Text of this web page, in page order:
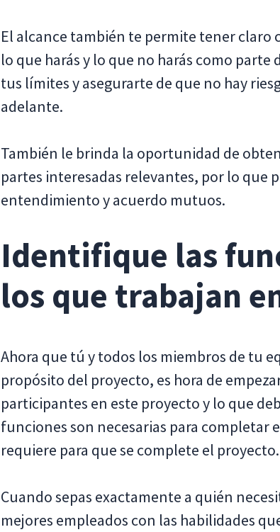
El alcance también te permite tener claro
lo que harás y lo que no harás como
tus límites y asegurarte de que no hay
adelante.
También le brinda la oportunidad de
partes interesadas relevantes, por lo que
entendimiento y acuerdo mutuos.
Identifique las
los que trabajan
Ahora que tú y todos los miembros de tu
propósito del proyecto, es hora de
participantes en este proyecto y lo que
funciones son necesarias para completar
requiere para que se complete el proyecto.
Cuando sepas exactamente a quién
mejores empleados con las habilidades